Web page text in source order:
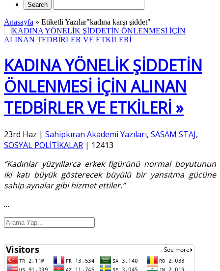
Anasayfa » Etiketli Yazılar"kadına karşı şiddet"
KADINA YÖNELİK ŞİDDETİN
ÖNLENMESİ İÇİN ALINAN
TEDBİRLER VE ETKİLERİ »
23rd Haz | Sahipkıran Akademi Yazıları, SASAM STAJ,
SOSYAL POLİTİKALAR | 12413
“Kadınlar yüzyıllarca erkek figürünü normal boyutunun
iki katı büyük gösterecek büyülü bir yansıtma gücüne
sahip aynalar gibi hizmet ettiler.”
…